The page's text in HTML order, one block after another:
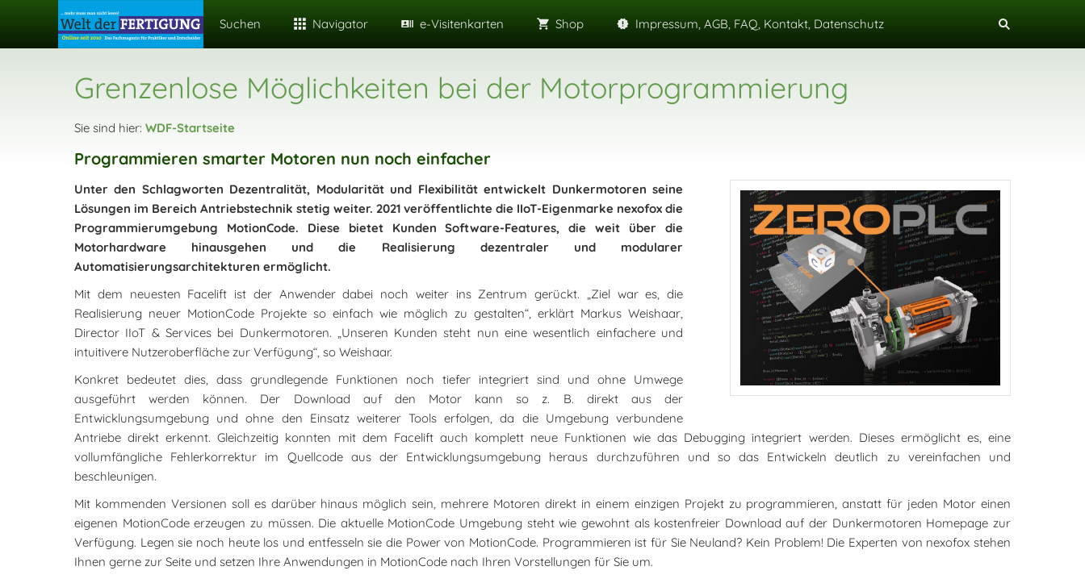
Suchen Navigator e-Visitenkarten Shop Impressum, AGB, FAQ, Kontakt, Datenschutz
Grenzenlose Möglichkeiten bei der Motorprogrammierung
Sie sind hier: WDF-Startseite
Programmieren smarter Motoren nun noch einfacher
Unter den Schlagworten Dezentralität, Modularität und Flexibilität entwickelt Dunkermotoren seine
Lösungen im Bereich Antriebstechnik stetig weiter. 2021 veröffentlichte die IIoT-Eigenmarke nexofox die
Programmierumgebung MotionCode. Diese bietet Kunden Software-Features, die weit über die
Motorhardware hinausgehen und die Realisierung dezentraler und modularer
Automatisierungsarchitekturen ermöglicht.
Mit dem neuesten Facelift ist der Anwender dabei noch weiter ins Zentrum gerückt. „Ziel war es, die
Realisierung neuer MotionCode Projekte so einfach wie möglich zu gestalten“, erklärt Markus Weishaar,
Director IIoT & Services bei Dunkermotoren. „Unseren Kunden steht nun eine wesentlich einfachere und
intuitivere Nutzeroberfläche zur Verfügung“, so Weishaar.
Konkret bedeutet dies, dass grundlegende Funktionen noch tiefer integriert sind und ohne Umwege
ausgeführt werden können. Der Download auf den Motor kann so z. B. direkt aus der
Entwicklungsumgebung und ohne den Einsatz weiterer Tools erfolgen, da die Umgebung verbundene
Antriebe direkt erkennt. Gleichzeitig konnten mit dem Facelift auch komplett neue Funktionen wie das Debugging integriert werden. Dieses ermöglicht es, eine
vollumfängliche Fehlerkorrektur im Quellcode aus der Entwicklungsumgebung heraus durchzuführen und so das Entwickeln deutlich zu vereinfachen und
beschleunigen.
Mit kommenden Versionen soll es darüber hinaus möglich sein, mehrere Motoren direkt in einem einzigen Projekt zu programmieren, anstatt für jeden Motor einen
eigenen MotionCode erzeugen zu müssen. Die aktuelle MotionCode Umgebung steht wie gewohnt als kostenfreier Download auf der Dunkermotoren Homepage zur
Verfügung. Legen sie noch heute los und entfesseln sie die Power von MotionCode. Programmieren ist für Sie Neuland? Kein Problem! Die Experten von nexofox stehen
Ihnen gerne zur Seite und setzen Ihre Anwendungen in MotionCode nach Ihren Vorstellungen für Sie um.